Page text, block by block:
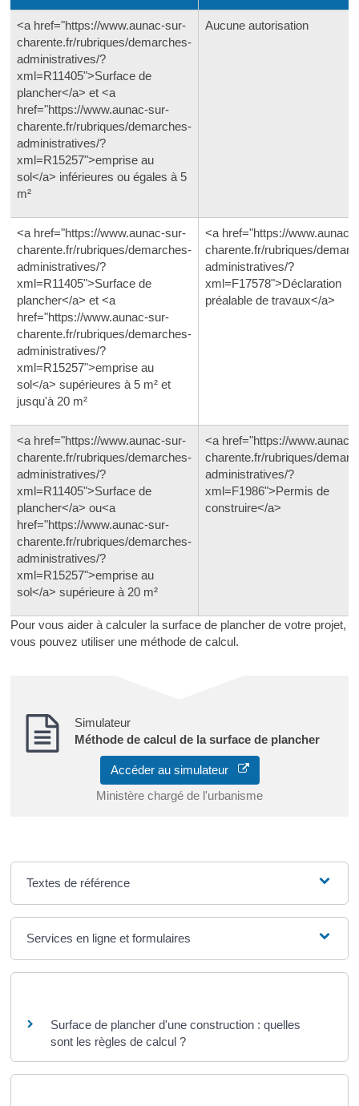
<a href="https://www.aunac-sur-
charente.fr/rubriques/demarches-
administratives/?
xml=R11405">Surface de
plancher</a> et <a
href="https://www.aunac-sur-
charente.fr/rubriques/demarches-
administratives/?
xml=R15257">emprise au
sol</a> inférieures ou égales à 5
m²
Aucune autorisation
<a href="https://www.aunac-sur-
charente.fr/rubriques/demarches-
administratives/?
xml=R11405">Surface de
plancher</a> et <a
href="https://www.aunac-sur-
charente.fr/rubriques/demarches-
administratives/?
xml=R15257">emprise au
sol</a> supérieures à 5 m² et
jusqu'à 20 m²
<a href="https://www.aunac-
charente.fr/rubriques/
administratives/?
xml=F17578">Déclaration
préalable de travaux</a>
<a href="https://www.aunac-sur-
charente.fr/rubriques/demarches-
administratives/?
xml=R11405">Surface de
plancher</a> ou<a
href="https://www.aunac-sur-
charente.fr/rubriques/demarches-
administratives/?
xml=R15257">emprise au
sol</a> supérieure à 20 m²
<a href="https://www.aunac-
charente.fr/rubriques/
administratives/?
xml=F1986">Permis de
construire</a>
Pour vous aider à calculer la surface de plancher de votre projet,
vous pouvez utiliser une méthode de calcul.
Simulateur
Méthode de calcul de la surface de plancher
Accéder au simulateur
Ministère chargé de l'urbanisme
Textes de référence
Services en ligne et formulaires
Surface de plancher d'une construction : quelles
sont les règles de calcul ?